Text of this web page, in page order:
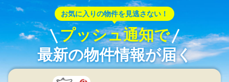
お気に入りの物件を見逃さない！
プッシュ通知で
最新の物件情報が届く